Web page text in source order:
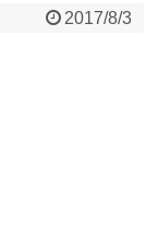
2017/8/3